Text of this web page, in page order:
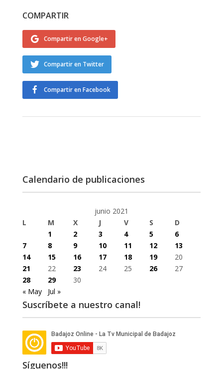
COMPARTIR
Compartir en Google+
Compartir en Twitter
Compartir en Facebook
Calendario de publicaciones
junio 2021
L
M X J V S
D
1
2 3 4 5
6
7
8 9 10 11 12
13
14
15 16 17 18 19
20
21
22 23 24 25 26
27
28
29
30
« May
Jul »
Suscríbete a nuestro canal!
Síguenos!!!